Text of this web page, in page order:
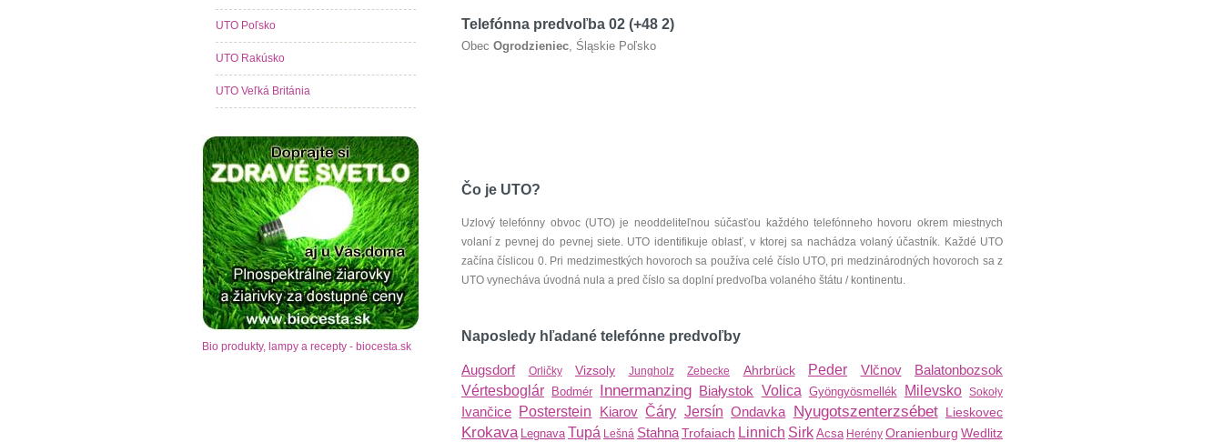
Telefónna predvoľba 02 (+48 2)
Obec Ogrodzieniec, Śląskie Poľsko
Čo je UTO?
Uzlový telefónny obvoc (UTO) je neoddeliteľnou súčasťou každého telefónneho hovoru okrem miestnych
volaní z pevnej do pevnej siete. UTO identifikuje oblasť, v ktorej sa nachádza volaný účastník. Každé UTO
začína číslicou 0. Pri medzimestkých hovoroch sa používa celé číslo UTO, pri medzinárodných hovoroch sa z
UTO vynecháva úvodná nula a pred číslo sa doplní predvoľba volaného štátu / kontinentu.
Naposledy hľadané telefónne predvoľby
Augsdorf Orličky Vizsoly Jungholz Zebecke Ahrbrück Peder Vlčnov
Balatonbozsok
Vértesboglár
Bodmér Innermanzing Białystok Volica Gyöngyösmellék Milevsko Sokoły
Ivančice Posterstein Kiarov Čáry Jersín Ondavka Nyugotszenterzsébet Lieskovec
Krokava Legnava Tupá Lešná StahnaTrofaiach Linnich Sirk Acsa Herény Oranienburg Wedlitz
UTO Poľsko
UTO Rakúsko
UTO Veľká Británia
Bio produkty, lampy a recepty - biocesta.sk